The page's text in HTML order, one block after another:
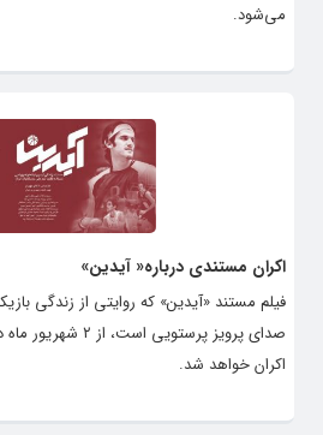
می‌شود.
اکران مستندی درباره« آیدین»
فیلم مستند «آیدین» که روایتی از زندگی
صدای پرویز پرستویی
اکران خواهد شد.